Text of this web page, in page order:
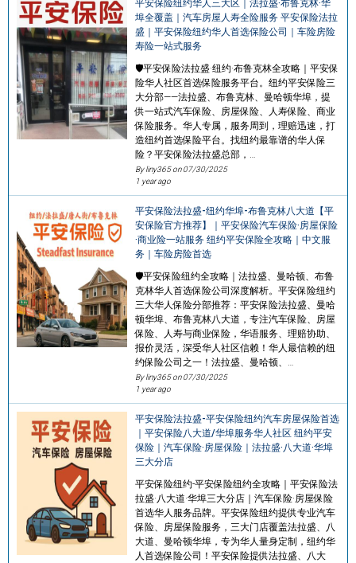
平安保险纽约华人三大区｜法拉盛·布鲁克林·华
埠全覆盖｜汽车房屋人寿全险服务 平安保险法拉
盛｜平安保险纽约华人首选保险公司｜车险房险
寿险一站式服务
🛡️平安保险法拉盛·纽约·布鲁克林全攻略｜平安保
险华人社区首选保险服务平台。纽约平安保险三
大分部——法拉盛、布鲁克林、曼哈顿华埠，提
供一站式汽车保险、房屋保险、人寿保险、商业
保险服务。华人专属，服务周到，理赔迅速，打
造纽约首选保险平台。找纽约最靠谱的华人保
险？平安保险法拉盛总部，…
By liny365 on07/30/2025
1 year ago
平安保险法拉盛-纽约华埠-布鲁克林八大道【平
安保险官方推荐】｜平安保险汽车保险·房屋保险
·商业险一站服务 纽约平安保险全攻略｜中文服
务｜车险房险首选
🛡️平安保险纽约全攻略｜法拉盛、曼哈顿、布鲁
克林华人首选保险公司深度解析。平安保险纽约
三大华人保险分部推荐：平安保险法拉盛、曼哈
顿华埠、布鲁克林八大道，专注汽车保险、房屋
保险、人寿与商业保险，华语服务、理赔协助、
报价灵活，深受华人社区信赖！华人最信赖的纽
约保险公司之一！法拉盛、曼哈顿、…
By liny365 on07/30/2025
1 year ago
平安保险法拉盛-平安保险纽约汽车房屋保险首选
｜平安保险八大道/华埠服务华人社区 纽约平安
保险｜汽车保险·房屋保险｜法拉盛·八大道·华埠
三大分店
平安保险纽约-平安保险纽约全攻略｜平安保险法
拉盛·八大道·华埠三大分店｜汽车保险·房屋保险
首选华人服务品牌。平安保险纽约提供专业汽车
保险、房屋保险服务，三大门店覆盖法拉盛、八
大道、曼哈顿华埠，专为华人量身定制，纽约华
人首选保险公司！平安保险提供法拉盛、八大